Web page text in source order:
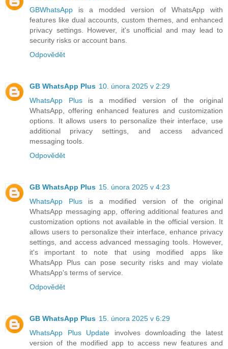
GBWhatsApp is a modded version of WhatsApp with
features like dual accounts, custom themes, and enhanced
privacy settings. However, it's unofficial and may lead to
security risks or account bans.
Odpovědět
GB WhatsApp Plus 10. února 2025 v 2:29
WhatsApp Plusis a modified version of the original
WhatsApp, offering enhanced features and customization
options. It allows users to personalize their interface, use
additional privacy settings, and access advanced
messaging tools.
Odpovědět
GB WhatsApp Plus 15. února 2025 v 4:23
WhatsApp Plusis a modified version of the original
WhatsApp messaging app, offering additional features and
customization options not available in the official version. It
allows users to personalize their interface, enhance privacy
settings, and access advanced messaging tools. However,
it's important to note that using modified apps like
WhatsApp Plus can pose security risks and may violate
WhatsApp's terms of service.
Odpovědět
GB WhatsApp Plus 15. února 2025 v 6:29
WhatsApp Plus Update involves downloading the latest
version of the modified app to access new features and